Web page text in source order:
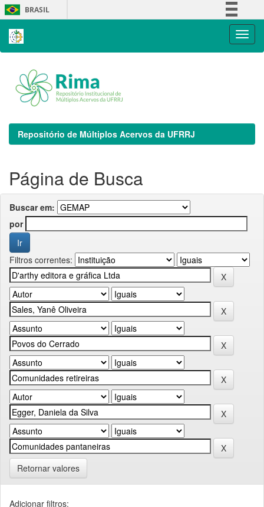
Skip
navigation
BRASIL
Repositório de Múltiplos Acervos da UFRRJ
Página de Busca
Buscar em:
por
Filtros correntes:
Retornar valores
Adicionar filtros: